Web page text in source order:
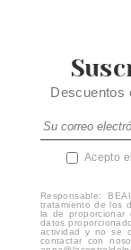
Descuentos
Acepto
Responsable:
tratamiento de los
la de proporcionar
datos
actividad y no se
contactar con